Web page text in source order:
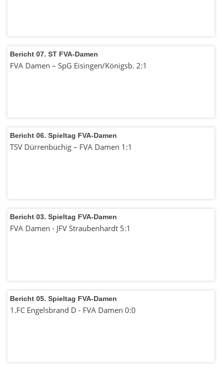
Bericht 07. ST FVA-Damen
FVA Damen – SpG Eisingen/Königsb. 2:1
Bericht 06. Spieltag FVA-Damen
TSV Dürrenbüchig – FVA Damen 1:1
Bericht 03. Spieltag FVA-Damen
FVA Damen - JFV Straubenhardt 5:1
Bericht 05. Spieltag FVA-Damen
1.FC Engelsbrand D - FVA Damen 0:0